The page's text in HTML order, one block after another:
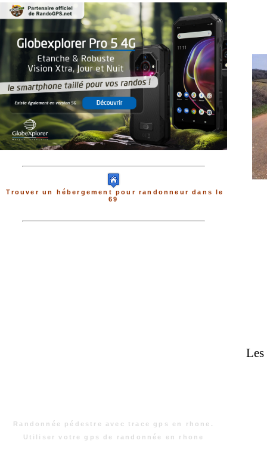
Trouver un hébergement pour randonneur dans le
69
Randonnée pédestre avec trace gps en rhone.
Utiliser votre gps de randonnée en rhone
Les